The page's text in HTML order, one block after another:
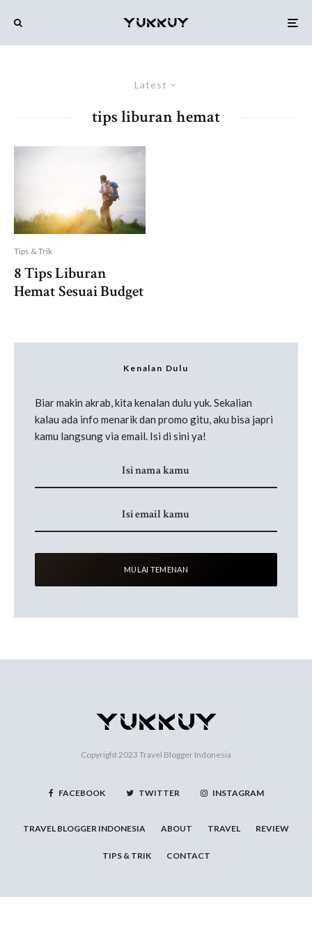
Latest
tips liburan hemat
Tips & Trik
8 Tips Liburan
Hemat Sesuai Budget
Kenalan Dulu
Biar makin akrab, kita kenalan dulu yuk. Sekalian
kalau ada info menarik dan promo gitu, aku bisa japri
kamu langsung via email. Isi di sini ya!
Copyright 2023 Travel Blogger Indonesia
FACEBOOK TWITTER INSTAGRAM
TRAVEL BLOGGER INDONESIA ABOUT TRAVEL REVIEW
TIPS & TRIK CONTACT